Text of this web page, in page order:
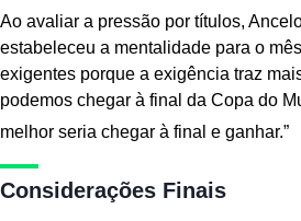
Ao avaliar a pressão por títulos,
estabeleceu a mentalidade para o
exigentes porque a exigência traz
podemos chegar à final da Copa do
melhor seria chegar à final e ganhar.”
Considerações Finais